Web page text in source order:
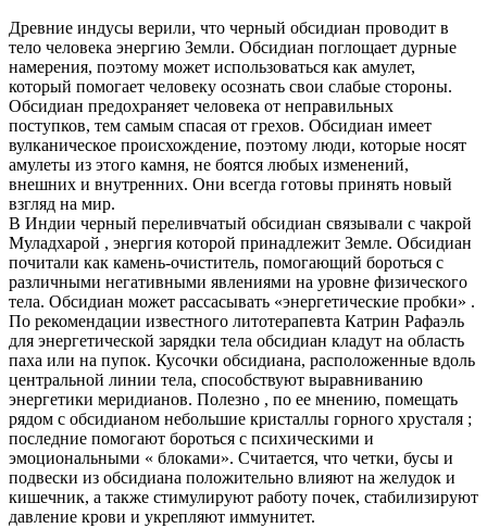
Древние индусы верили, что черный обсидиан проводит в
тело человека энергию Земли. Обсидиан поглощает дурные
намерения, поэтому может использоваться как амулет,
который помогает человеку осознать свои слабые стороны.
Обсидиан предохраняет человека от неправильных
поступков, тем самым спасая от грехов. Обсидиан имеет
вулканическое происхождение, поэтому люди, которые носят
амулеты из этого камня, не боятся любых изменений,
внешних и внутренних. Они всегда готовы принять новый
взгляд на мир.
В Индии черный переливчатый обсидиан связывали с чакрой
Муладхарой , энергия которой принадлежит Земле. Обсидиан
почитали как камень-очиститель, помогающий бороться с
различными негативными явлениями на уровне физического
тела. Обсидиан может рассасывать «энергетические пробки» .
По рекомендации известного литотерапевта Катрин Рафаэль
для энергетической зарядки тела обсидиан кладут на область
паха или на пупок. Кусочки обсидиана, расположенные вдоль
центральной линии тела, способствуют выравниванию
энергетики меридианов. Полезно , по ее мнению, помещать
рядом с обсидианом небольшие кристаллы горного хрусталя ;
последние помогают бороться с психическими и
эмоциональными « блоками». Считается, что четки, бусы и
подвески из обсидиана положительно влияют на желудок и
кишечник, а также стимулируют работу почек, стабилизируют
давление крови и укрепляют иммунитет.